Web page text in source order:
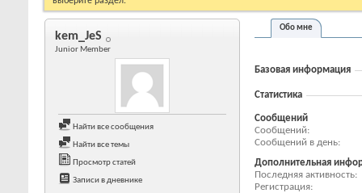
kem_JeS
Junior Member
Найти все сообщения
Найти все темы
Просмотр статей
Записи в дневнике
Обо мне
Базовая информация
Статистика
Сообщений
Сообщений
Сообщений в день
Дополнительная
Последняя активность
Регистрация